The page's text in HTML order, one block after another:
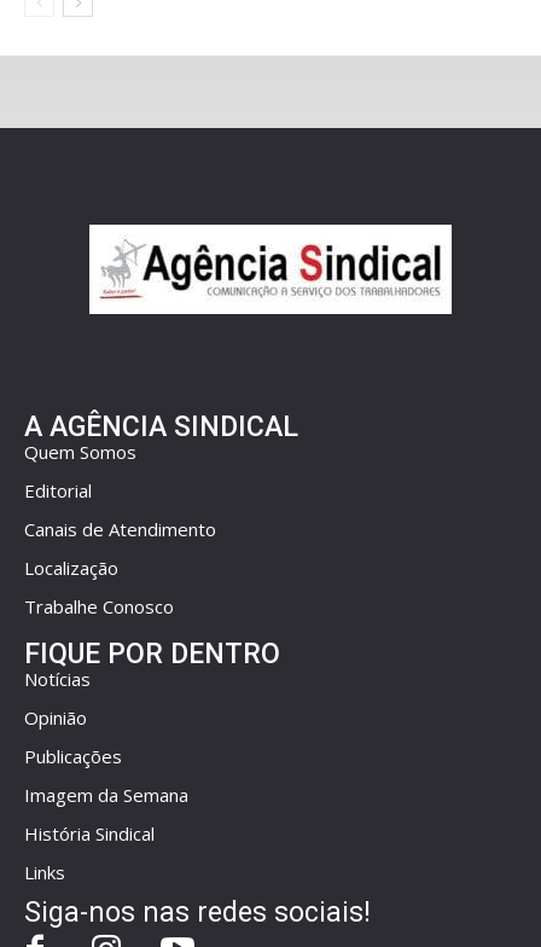
A AGÊNCIA SINDICAL
Quem Somos
Editorial
Canais de Atendimento
Localização
Trabalhe Conosco
FIQUE POR DENTRO
Notícias
Opinião
Publicações
Imagem da Semana
História Sindical
Links
Siga-nos nas redes sociais!